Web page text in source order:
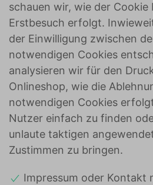
schauen wir, wie der Cookie
Erstbesuch erfolgt.
der Einwilligung zwischen
notwendigen Cookies
analysieren wir für den
Onlineshop, wie die
notwendigen Cookies
Nutzer einfach zu finden
unlaute taktigen
Zustimmen zu bringen.
Impressum oder Kontakt